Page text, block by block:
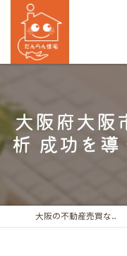
大阪府大阪
析 成功を導
大阪の不動産売買ならだんらん住宅株式会社